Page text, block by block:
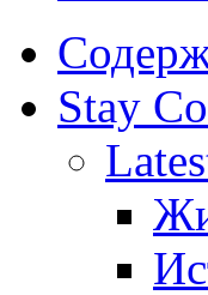
Stay